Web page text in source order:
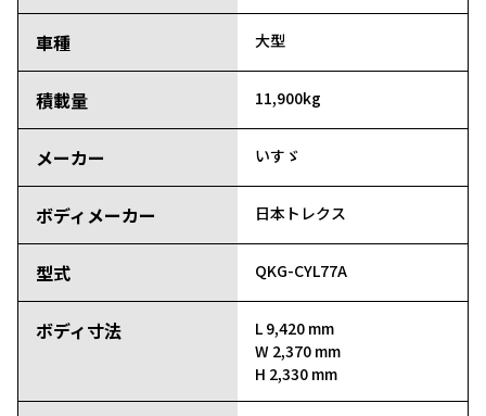
車種 大型
積載量 11,900kg
メーカー いすゞ
ボディメーカー 日本トレクス
型式 QKG-CYL77A
ボディ寸法
L 9,420 mm
W 2,370 mm
H 2,330 mm